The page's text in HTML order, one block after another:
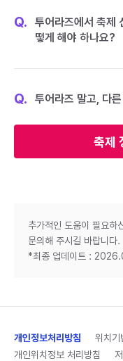
축제
Q.
투어라즈에서 축제
떻게 해야 하나요?
Q. 투어라즈 말고, 다
추가적인 도움이 필요하
문의해 주시길 바랍니다.
*최종 업데이트 :
개인정보처리방침
위치기
개인위치정보 처리방침